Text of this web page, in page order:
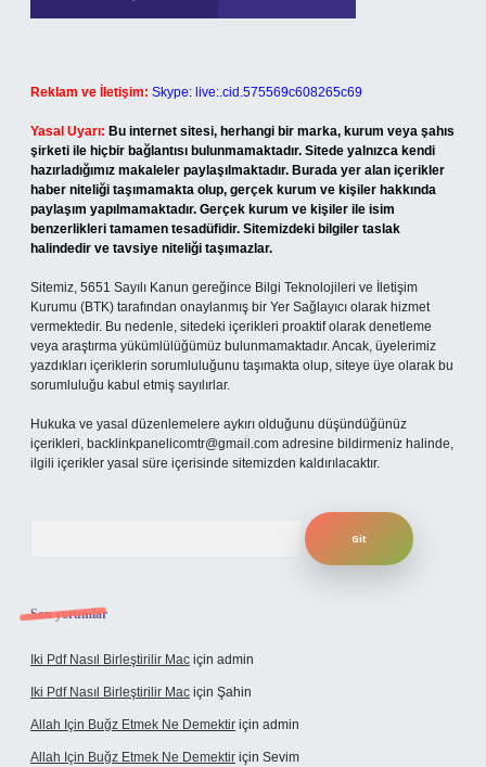
Reklam ve İletişim: Skype: live:.cid.575569c608265c69
Yasal Uyarı: Bu internet sitesi, herhangi bir marka, kurum veya şahıs
şirketi ile hiçbir bağlantısı bulunmamaktadır. Sitede yalnızca kendi
hazırladığımız makaleler paylaşılmaktadır. Burada yer alan içerikler
haber niteliği taşımamakta olup, gerçek kurum ve kişiler hakkında
paylaşım yapılmamaktadır. Gerçek kurum ve kişiler ile isim
benzerlikleri tamamen tesadüfidir. Sitemizdeki bilgiler taslak
halindedir ve tavsiye niteliği taşımazlar.
Sitemiz, 5651 Sayılı Kanun gereğince Bilgi Teknolojileri ve İletişim
Kurumu (BTK) tarafından onaylanmış bir Yer Sağlayıcı olarak hizmet
vermektedir. Bu nedenle, sitedeki içerikleri proaktif olarak denetleme
veya araştırma yükümlülüğümüz bulunmamaktadır. Ancak, üyelerimiz
yazdıkları içeriklerin sorumluluğunu taşımakta olup, siteye üye olarak bu
sorumluluğu kabul etmiş sayılırlar.
Hukuka ve yasal düzenlemelere aykırı olduğunu düşündüğünüz
içerikleri, backlinkpanelicomtr@gmail.com adresine bildirmeniz halinde,
ilgili içerikler yasal süre içerisinde sitemizden kaldırılacaktır.
Son yorumlar
Iki Pdf Nasıl Birleştirilir Mac için admin
Iki Pdf Nasıl Birleştirilir Mac için Şahin
Allah Için Buğz Etmek Ne Demektir için admin
Allah Için Buğz Etmek Ne Demektir için Sevim